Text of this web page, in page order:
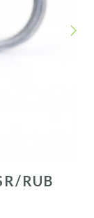
RUB
NEXT